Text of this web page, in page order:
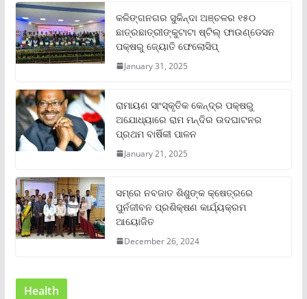
କଳିଙ୍ଗନଗର ସୁକିନ୍ଦା ଅଞ୍ଚଳର ୧୫୦
ଛାତ୍ରଛାତ୍ରୀଙ୍କୁଟାଟା ଷ୍ଟିଲ୍ ଫାଉଣ୍ଡେସନ
ପକ୍ଷରୁ ଜ୍ୟୋତି ଫେଲୋସିପ୍‌
January 31, 2025
ରାମାୟଣ ସାଂସ୍କୃତିକ କେନ୍ଦ୍ର ପକ୍ଷରୁ
ଅଯୋଧ୍ୟାରେ ରାମ ମନ୍ଦିର ଉଦଘାଟନର
ପ୍ରଥମ ବାର୍ଷିକୀ ପାଳନ
January 21, 2025
ସମ୍‌ରେ ନବଜାତ ଶିଶୁଙ୍କ କ୍ଷେତ୍ରରେ
ପୁର୍ନଜୀବନ ପ୍ରଶିକ୍ଷଣ କାର୍ଯ୍ୟକ୍ରମ
ଆୟୋଜିତ
December 26, 2024
Health